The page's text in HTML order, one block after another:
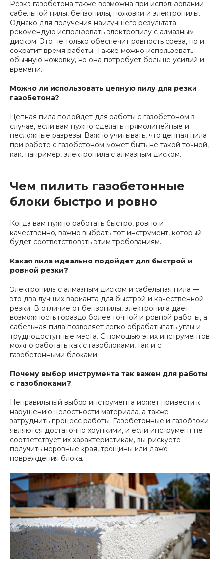
Резка газобетона также возможна при использовании
сабельной пилы, бензопилы, ножовки и электропилы.
Однако для получения наилучшего результата
рекомендую использовать электропилу с алмазным
диском. Это не только обеспечит ровность среза, но и
сократит время работы. Также можно использовать
обычную ножовку, но она потребует больше усилий и
времени.
Можно ли использовать цепную пилу для резки
газобетона?
Цепная пила подойдет для работы с газобетоном в
случае, если вам нужно сделать прямолинейные и
несложные разрезы. Важно учитывать, что цепная пила
при работе с газобетоном может быть не такой точной,
как, например, электропила с алмазным диском.
Чем пилить газобетонные
блоки быстро и ровно
Когда вам нужно работать быстро, ровно и
качественно, важно выбрать тот инструмент, который
будет соответствовать этим требованиям.
Какая пила идеально подойдет для быстрой и
ровной резки?
Электропила с алмазным диском и сабельная пила —
это два лучших варианта для быстрой и качественной
резки. В отличие от бензопилы, электропила дает
возможность гораздо более точной и ровной работы, а
сабельная пила позволяет легко обрабатывать углы и
труднодоступные места. С помощью этих инструментов
можно работать как с газоблоками, так и с
газобетонными блоками.
Почему выбор инструмента так важен для работы
с газоблоками?
Неправильный выбор инструмента может привести к
нарушению целостности материала, а также
затруднить процесс работы. Газобетонные и газоблоки
являются достаточно хрупкими, и если инструмент не
соответствует их характеристикам, вы рискуете
получить неровные края, трещины или даже
повреждения блока.